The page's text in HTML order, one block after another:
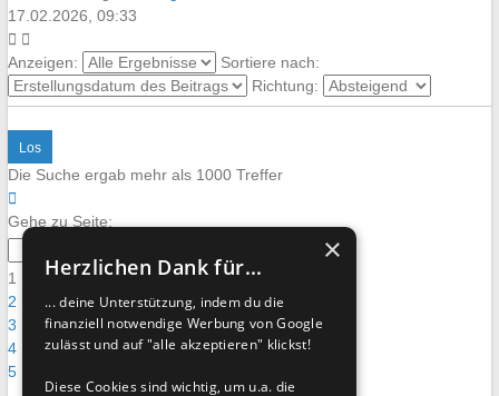
17.02.2026, 09:33
Anzeigen:
Sortiere nach:
Richtung:
Die Suche ergab mehr als 1000 Treffer
Seite
1
von
40
Gehe zu Seite:
1
2
3
4
5
×
Herzlichen Dank für...
... deine Unterstützung, indem du die
finanziell notwendige Werbung von Google
zulässt und auf "alle akzeptieren" klickst!
Diese Cookies sind wichtig, um u.a. die